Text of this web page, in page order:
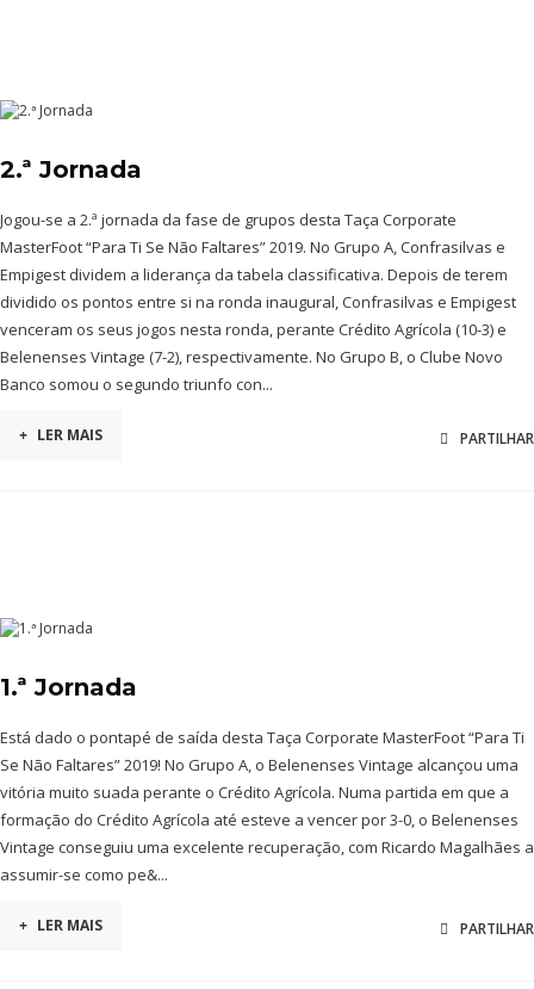
2.ª Jornada
Jogou-se a 2.ª jornada da fase de grupos desta Taça Corporate
MasterFoot “Para Ti Se Não Faltares” 2019. No Grupo A, Confrasilvas e
Empigest dividem a liderança da tabela classificativa. Depois de terem
dividido os pontos entre si na ronda inaugural, Confrasilvas e Empigest
venceram os seus jogos nesta ronda, perante Crédito Agrícola (10-3) e
Belenenses Vintage (7-2), respectivamente. No Grupo B, o Clube Novo
Banco somou o segundo triunfo con...
+ LER MAIS PARTILHAR
1.ª Jornada
Está dado o pontapé de saída desta Taça Corporate MasterFoot “Para Ti
Se Não Faltares” 2019! No Grupo A, o Belenenses Vintage alcançou uma
vitória muito suada perante o Crédito Agrícola. Numa partida em que a
formação do Crédito Agrícola até esteve a vencer por 3-0, o Belenenses
Vintage conseguiu uma excelente recuperação, com Ricardo Magalhães a
assumir-se como pe&...
+ LER MAIS PARTILHAR